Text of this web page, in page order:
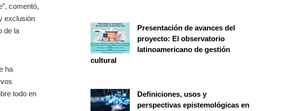
comentó,
exclusión
de la
ha
todo en
Presentación de avances del
proyecto: El observatorio
latinoamericano de gestión
cultural
Definiciones, usos y
perspectivas epistemológicas en